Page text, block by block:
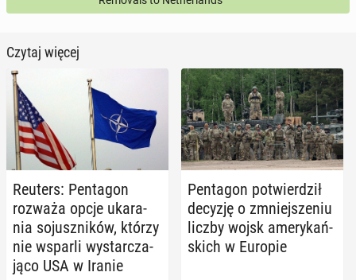
Czytaj więcej
Reuters: Pen­ta­gon
rozważa opcje uka­ra­
nia so­jusz­ni­ków, którzy
nie wsparli wy­star­cza­
ją­co USA w Iranie
Pen­ta­gon po­twier­dził
decyzję o zmniej­sze­niu
liczby wojsk ame­ry­kań­
skich w Europie